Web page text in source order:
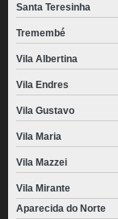
Santa Teresinha
Tremembé
Vila Albertina
Vila Endres
Vila Gustavo
Vila Maria
Vila Mazzei
Vila Mirante
Aparecida do Norte